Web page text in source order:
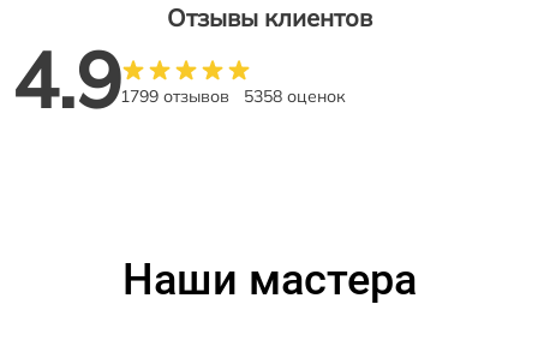
Отзывы клиентов
4.91799 отзывов 5358 оценок
Наши мастера